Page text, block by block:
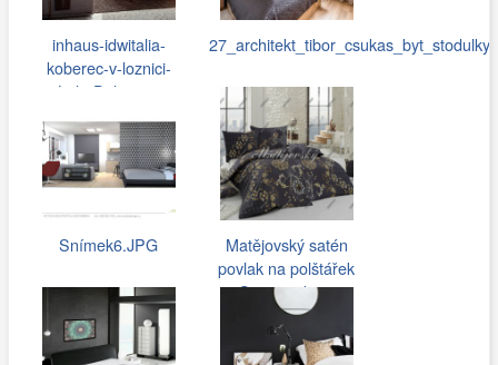
inhaus-idwitalia-
koberec-v-loznici-
Lido-Delano…
Snímek6.JPG
Matějovský satén
povlak na polštářek
Swarowski,…